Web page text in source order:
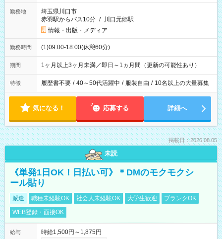
勤務地
埼玉県川口市
赤羽駅からバス10分 / 川口元郷駅
情報・出版・メディア
勤務時間 (1)09:00-18:00(休憩60分)
期間 1ヶ月以上3ヶ月未満／即日～1ヵ月間（更新の可能性あり）
特徴 履歴書不要 / 40～50代活躍中 / 服装自由 / 10名以上の大量募集
気になる！ 応募する 詳細へ
掲載日：2026.08.05
未読
《単発1日OK！日払い可》＊DMのモクモクシ
ール貼り
派遣 職種未経験OK 社会人未経験OK 大学生歓迎
ブランクOK
WEB登録・面接OK
給与
時給1,500円～1,875円